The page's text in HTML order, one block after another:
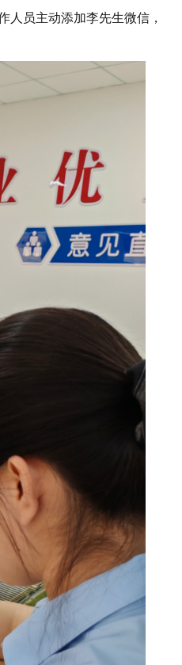
人员主动添加李先生微信，